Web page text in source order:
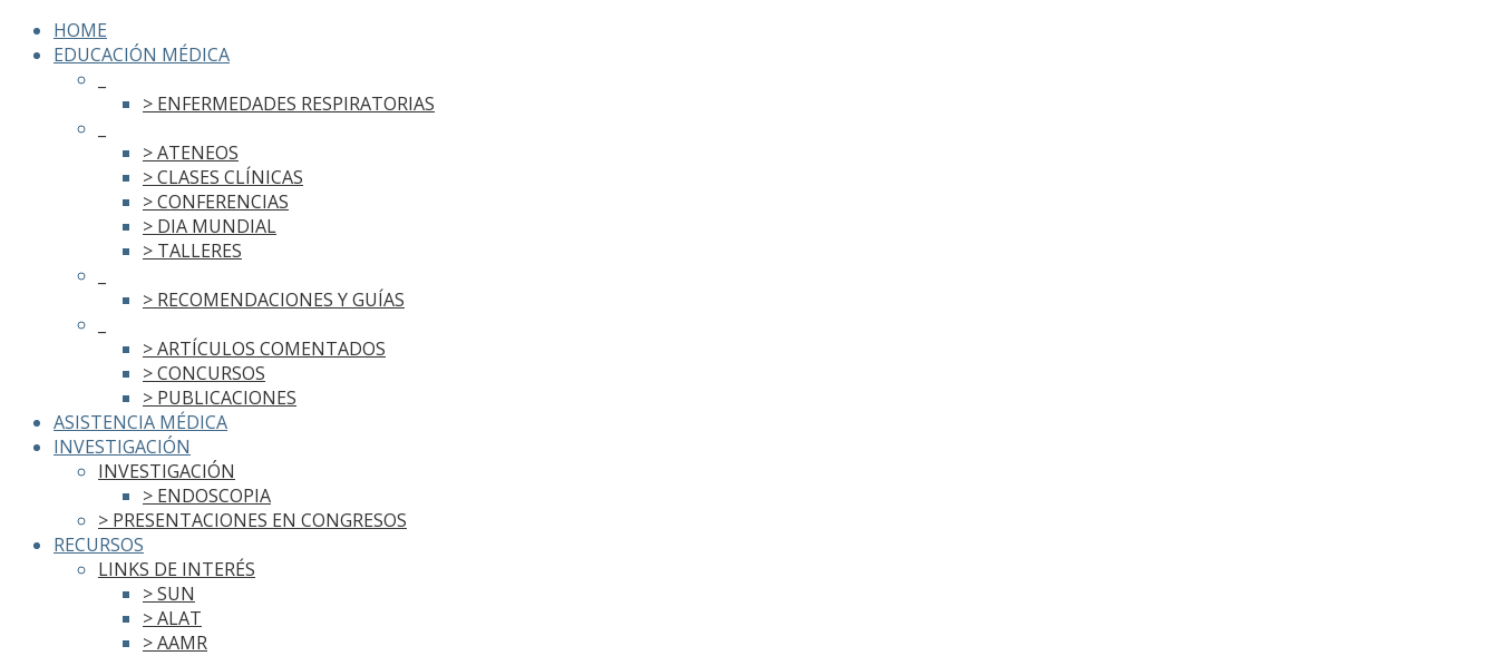
HOME
EDUCACIÓN MÉDICA
> ENFERMEDADES RESPIRATORIAS
> ATENEOS
> CLASES CLÍNICAS
> CONFERENCIAS
> DIA MUNDIAL
> TALLERES
> RECOMENDACIONES Y GUÍAS
> ARTÍCULOS COMENTADOS
> CONCURSOS
> PUBLICACIONES
ASISTENCIA MÉDICA
INVESTIGACIÓN
INVESTIGACIÓN
> ENDOSCOPIA
> PRESENTACIONES EN CONGRESOS
RECURSOS
LINKS DE INTERÉS
> SUN
> ALAT
> AAMR